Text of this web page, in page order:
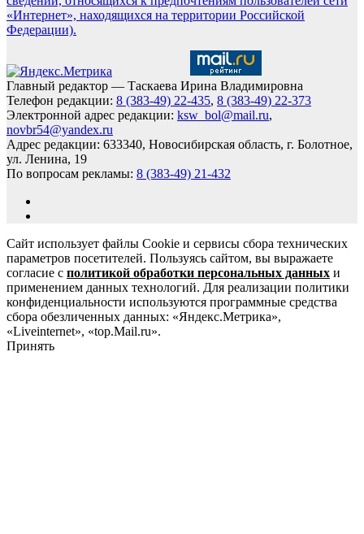
«Интернет», находящихся на территории Российской
Федерации).
Главный редактор — Таскаева Ирина Владимировна
Телефон редакции: 8 (383-49) 22-435, 8 (383-49) 22-373
Электронной адрес редакции: ksw_bol@mail.ru,
novbr54@yandex.ru
Адрес редакции: 633340, Новосибирская область, г. Болотное,
ул. Ленина, 19
По вопросам рекламы: 8 (383-49) 21-432
Сайт использует файлы Cookie и сервисы сбора технических
параметров посетителей. Пользуясь сайтом, вы выражаете
согласие с политикой обработки персональных данных и
применением данных технологий. Для реализации политики
конфиденциальности используются программные средства
сбора обезличенных данных: «Яндекс.Метрика»,
«Liveinternet», «top.Mail.ru».
Принять